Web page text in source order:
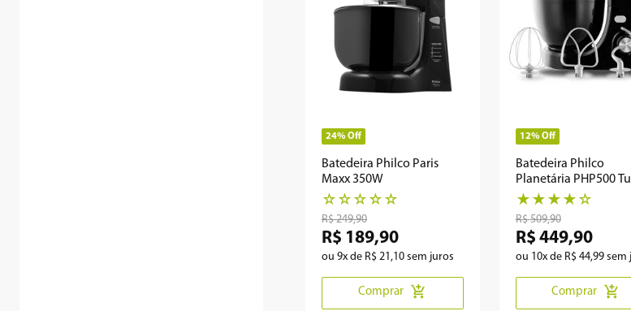
24%Off
Batedeira Philco Paris
Maxx 350W
☆ ☆ ☆ ☆ ☆
R$ 249,90
R$ 189,90
ou 9x de R$ 21 ,10 sem juros
Comprar
12% Off
Batedeira Philco
Planetária PHP500
★ ★ ★ ★ ☆
R$ 509,90
R$ 449,90
ou 10x de R$ 44,99sem
Comprar